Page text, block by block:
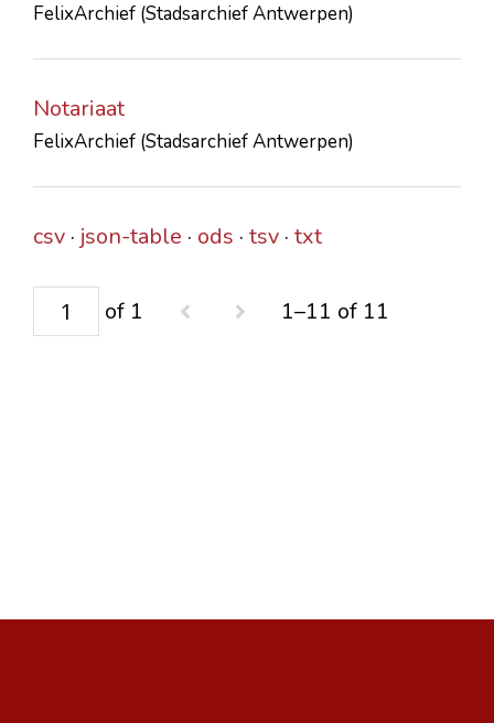
FelixArchief (Stadsarchief Antwerpen)
Notariaat
FelixArchief (Stadsarchief Antwerpen)
csv json-table ods tsv txt
of 1 1–11 of 11